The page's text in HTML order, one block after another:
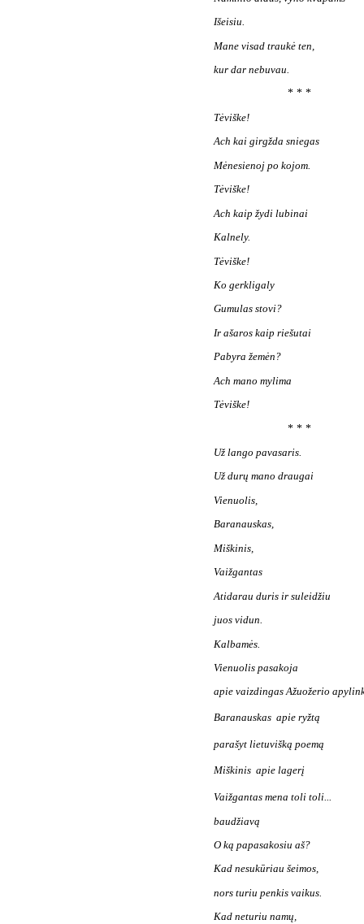
Išeisiu.
Mane visad traukė ten,
kur dar nebuvau.
* * *
Tėviške!
Ach kai girgžda sniegas
Mėnesienoj po kojom.
Tėviške!
Ach kaip žydi lubinai
Kalnely.
Tėviške!
Ko gerkligaly
Gumulas stovi?
Ir ašaros kaip riešutai
Pabyra žemėn?
Ach mano mylima
Tėviške!
* * *
Už lango pavasaris.
Už durų mano draugai
Vienuolis,
Baranauskas,
Miškinis,
Vaižgantas
Atidarau duris ir suleidžiu
juos vidun.
Kalbamės.
Vienuolis pasakoja
apie vaizdingas Ažuožerio
Baranauskas  apie ryžtą
parašyt lietuvišką poemą
Miškinis  apie lagerį
Vaižgantas mena toli toli...
baudžiavą
O ką papasakosiu aš?
Kad nesukūriau šeimos,
nors turiu penkis vaikus.
Kad neturiu namų,